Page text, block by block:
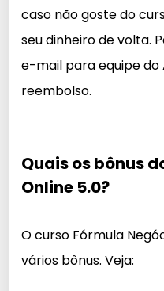
caso não goste do
seu dinheiro de volta.
e-mail para equipe do
reembolso.
Quais os bônus
Online 5.0?
O curso Fórmula
vários bônus. Veja: